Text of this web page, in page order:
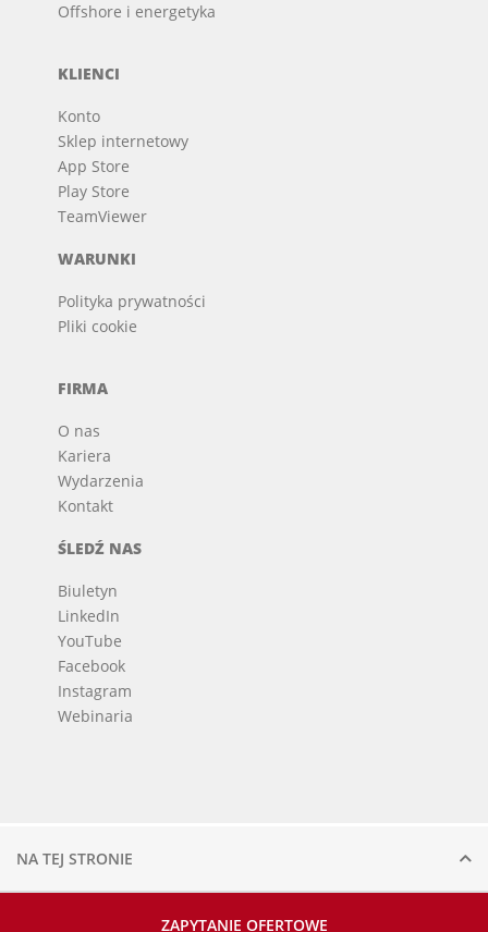
NA TEJ STRONIE
ZAPYTANIE OFERTOWE
Offshore i energetyka
KLIENCI
Konto
Sklep internetowy
App Store
Play Store
TeamViewer
WARUNKI
Polityka prywatności
Pliki cookie
FIRMA
O nas
Kariera
Wydarzenia
Kontakt
ŚLEDŹ NAS
Biuletyn
LinkedIn
YouTube
Facebook
Instagram
Webinaria
© 2026 Voortman.